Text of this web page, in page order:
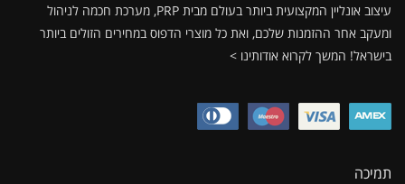
עיצוב אונליין המקצועית ביותר בעולם מבית PRP, מערכת חכמה לניהול
ומעקב אחר ההזמנות שלכם, ואת כל מוצרי הדפוס במחירים הזולים ביותר
בישראל! המשך לקרוא אודותינו >
תמיכה